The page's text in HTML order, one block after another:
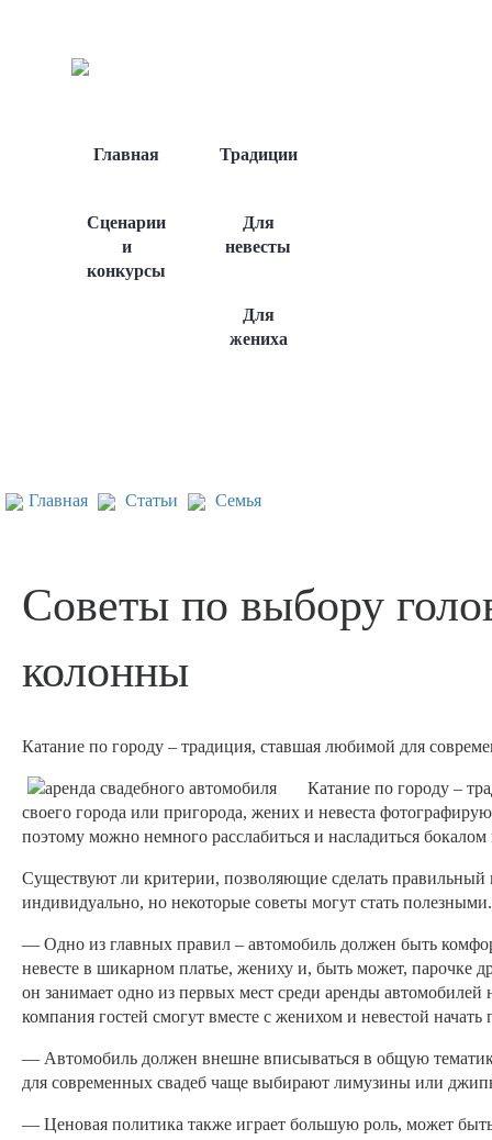
Главная Традиции
Сценарии
и
конкурсы
Для
невесты
Для
жениха
Главная Статьи Семья
Советы по выбору
колонны
Катание по городу – традиция, ставшая любимой для
Катание по городу –
своего города или пригорода, жених и невеста
поэтому можно немного расслабиться и насладиться
Существуют ли критерии, позволяющие сделать
индивидуально, но некоторые советы могут стать полезными.
— Одно из главных правил – автомобиль должен быть
невесте в шикарном платье, жениху и, быть может,
он занимает одно из первых мест среди аренды
компания гостей смогут вместе с женихом и невестой
— Автомобиль должен внешне вписываться в общую
для современных свадеб чаще выбирают лимузины или
— Ценовая политика также играет большую роль, может